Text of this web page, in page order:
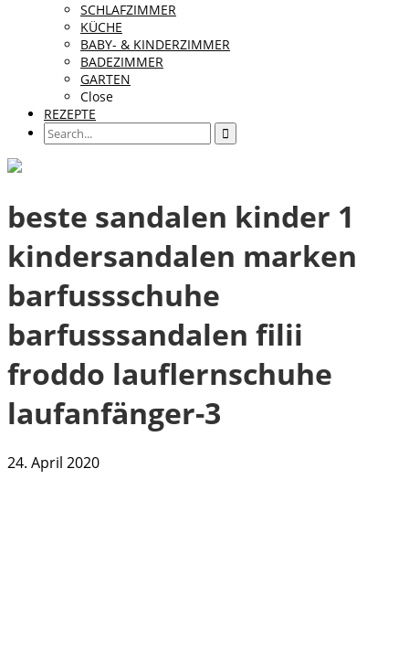
SCHLAFZIMMER
KÜCHE
BABY- & KINDERZIMMER
BADEZIMMER
GARTEN
Close
REZEPTE
beste sandalen kinder 1
kindersandalen marken
barfussschuhe
barfusssandalen filii
froddo lauflernschuhe
laufanfänger-3
24. April 2020